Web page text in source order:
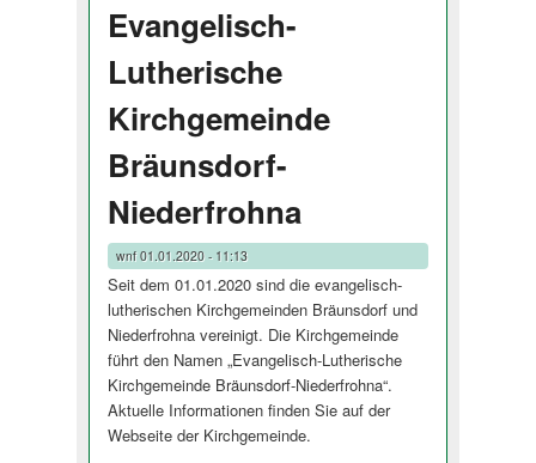
Evangelisch-
Lutherische
Kirchgemeinde
Bräunsdorf-
Niederfrohna
wnf01.01.2020 - 11:13
Seit dem 01.01.2020 sind die evangelisch-
lutherischen Kirchgemeinden Bräunsdorf und
Niederfrohna vereinigt. Die Kirchgemeinde
führt den Namen „Evangelisch-Lutherische
Kirchgemeinde Bräunsdorf-Niederfrohna“.
Aktuelle Informationen finden Sie auf der
Webseite der Kirchgemeinde.